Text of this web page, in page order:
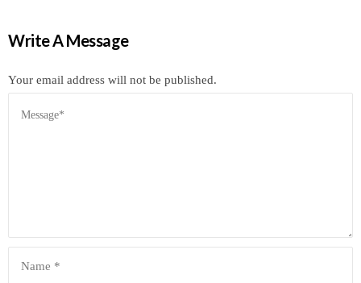
Write A Message
Your email address will not be published.